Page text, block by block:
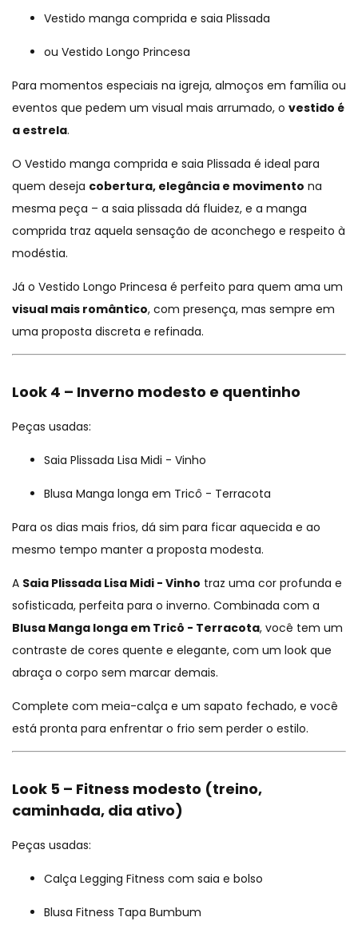
Vestido manga comprida e saia Plissada
ou Vestido Longo Princesa
Para momentos especiais na igreja, almoços em família ou
eventos que pedem um visual mais arrumado, o vestido é
a estrela.
O Vestido manga comprida e saia Plissada é ideal para
quem deseja cobertura, elegância e movimento na
mesma peça – a saia plissada dá fluidez, e a manga
comprida traz aquela sensação de aconchego e respeito à
modéstia.
Já o Vestido Longo Princesa é perfeito para quem ama um
visual mais romântico, com presença, mas sempre em
uma proposta discreta e refinada.
Look 4 – Inverno modesto e quentinho
Peças usadas:
Saia Plissada Lisa Midi - Vinho
Blusa Manga longa em Tricô - Terracota
Para os dias mais frios, dá sim para ficar aquecida e ao
mesmo tempo manter a proposta modesta.
A Saia Plissada Lisa Midi - Vinho traz uma cor profunda e
sofisticada, perfeita para o inverno. Combinada com a
Blusa Manga longa em Tricô - Terracota, você tem um
contraste de cores quente e elegante, com um look que
abraça o corpo sem marcar demais.
Complete com meia-calça e um sapato fechado, e você
está pronta para enfrentar o frio sem perder o estilo.
Look 5 – Fitness modesto (treino,
caminhada, dia ativo)
Peças usadas:
Calça Legging Fitness com saia e bolso
Blusa Fitness Tapa Bumbum